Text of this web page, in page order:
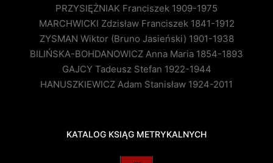
PRZYSIĘŻNIAK Franciszek 1909-1975
MARCHWICKI Zdzisław Franciszek 1841-1912
ZYSMAN Wiktor (Bruno Jasieński) 1901-1938
BILIŃSKA-BOHDANOWICZ Anna Maria 1854-1893
GAJCY Tadeusz Stefan 1922-1944
HANUSZKIEWICZ Adam Stanisław 1924-2011
KATALOG KSIĄG METRYKALNYCH